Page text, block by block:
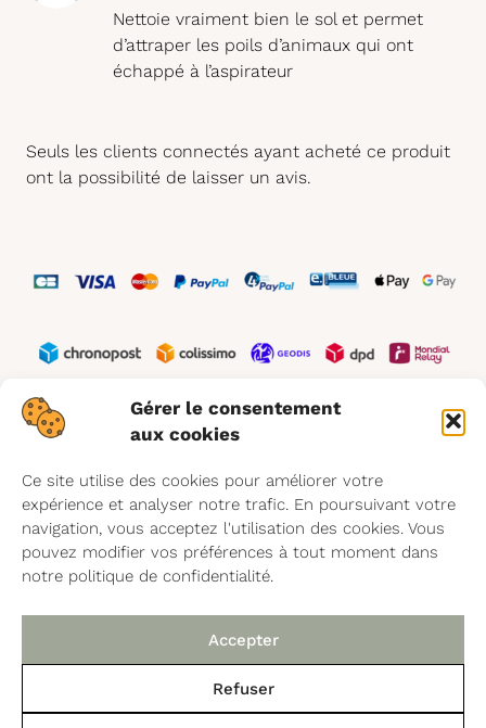
Gérer le consentement
aux cookies
Ce site utilise des cookies pour améliorer votre
expérience et analyser notre trafic. En poursuivant votre
navigation, vous acceptez l'utilisation des cookies. Vous
pouvez modifier vos préférences à tout moment dans
notre politique de confidentialité.
Accepter
Refuser
En achetant ce produit, vous gagnez17 Pointsde
Nettoie vraiment bien le sol et permet
d’attraper les poils d’animaux qui ont
échappé à l’aspirateur
Seuls les clients connectés ayant acheté ce produit
ont la possibilité de laisser un avis.
Produits ménagers
Cosmétiques
Art de vivre
Guide de nettoyage